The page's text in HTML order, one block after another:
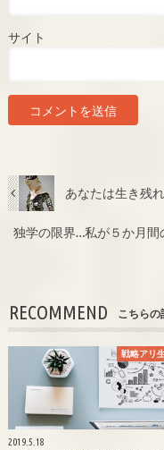
サイト
あなたは生き残
独学の限界…私が５か月
RECOMMEND こちらの
戦略アリ
2019.5.18